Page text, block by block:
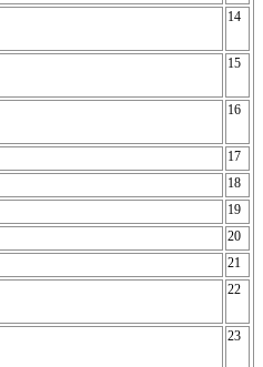
14
15
16
17
18
19
20
21
22
23